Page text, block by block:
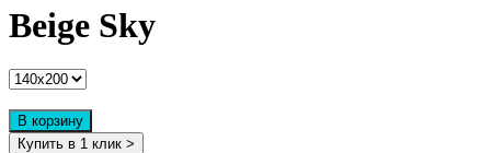
Beige Sky
В корзину
Купить в 1 клик >